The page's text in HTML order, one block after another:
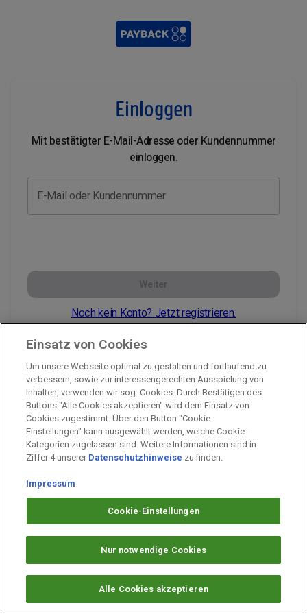
Einloggen
Mit bestätigter E-Mail-Adresse oder Kundennummer
einloggen.
E-Mail oder Kundennummer
Weiter
Noch kein Konto? Jetzt registrieren.
Impressum
Unternehmen
Arbeiten bei PAYBACK
Fragen & Hilfe
Datenschutz
Cookie-Einstellungen
Einsatz von Cookies
Um unsere Webseite optimal zu gestalten und fortlaufend zu
verbessern, sowie zur interessengerechten Ausspielung von
Inhalten, verwenden wir sog. Cookies. Durch Bestätigen des
Buttons "Alle Cookies akzeptieren" wird dem Einsatz von
Cookies zugestimmt. Über den Button "Cookie-
Einstellungen" kann ausgewählt werden, welche Cookie-
Kategorien zugelassen sind. Weitere Informationen sind in
Ziffer 4 unserer Datenschutzhinweise zu finden.
Impressum
Cookie-Einstellungen
Nur notwendige Cookies
Alle Cookies akzeptieren